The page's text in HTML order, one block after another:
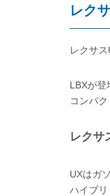
レク
レクサ
LBXが登
コンパ
レクサ
UXはガ
ハイブ